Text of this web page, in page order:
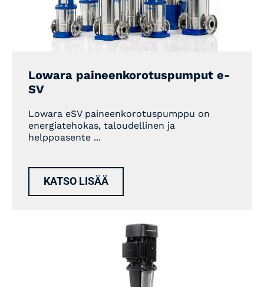
Lowara paineenkorotuspumput e-
SV
Lowara eSV paineenkorotuspumppu on
energiatehokas, taloudellinen ja
helppoasente ...
KATSO LISÄÄ